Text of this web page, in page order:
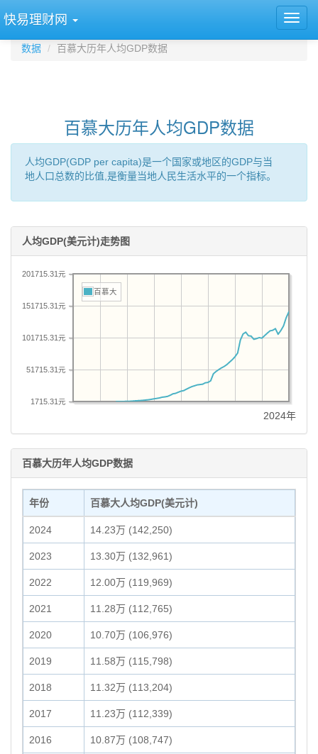
快易理财网
数据 百慕大历年人均GDP数据
百慕大历年人均GDP数据
人均GDP(GDP per capita)是一个国家或地区的GDP与当
地人口总数的比值,是衡量当地人民生活水平的一个指标。
人均GDP(美元计)走势图
1715.31元
51715.31元
101715.31元
151715.31元
201715.31元
百慕大
2024年
百慕大历年人均GDP数据
年份 百慕大人均GDP(美元计)
2024 14.23万 (142,250)
2023 13.30万 (132,961)
2022 12.00万 (119,969)
2021 11.28万 (112,765)
2020 10.70万 (106,976)
2019 11.58万 (115,798)
2018 11.32万 (113,204)
2017 11.23万 (112,339)
2016 10.87万 (108,747)